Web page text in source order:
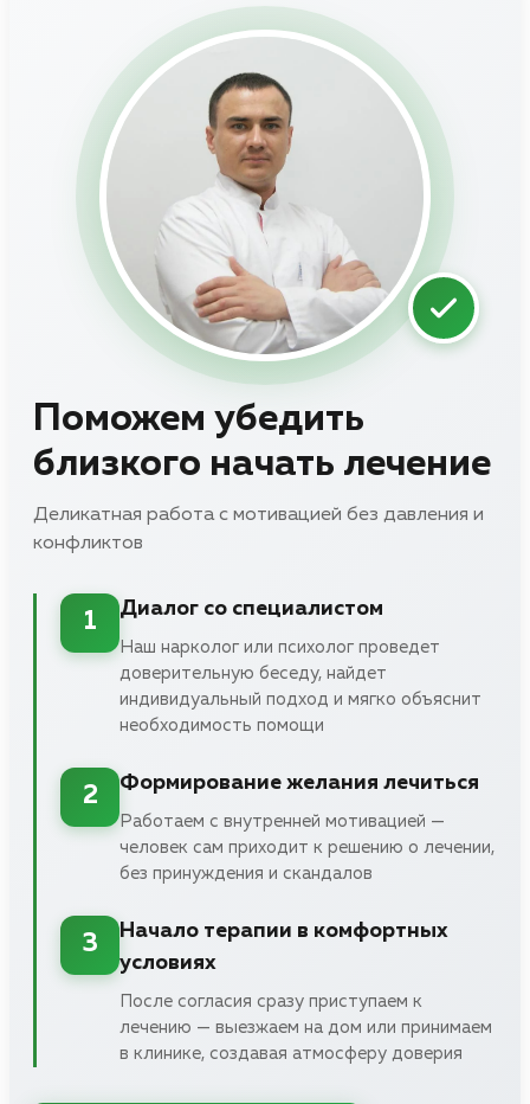
Поможем убедить
близкого начать лечение
Деликатная работа с мотивацией без давления и
конфликтов
1
Диалог со специалистом
Наш нарколог или психолог проведет
доверительную беседу, найдет
индивидуальный подход и мягко объяснит
необходимость помощи
2
Формирование желания лечиться
Работаем с внутренней мотивацией —
человек сам приходит к решению о лечении,
без принуждения и скандалов
3
Начало терапии в комфортных
условиях
После согласия сразу приступаем к
лечению — выезжаем на дом или принимаем
в клинике, создавая атмосферу доверия